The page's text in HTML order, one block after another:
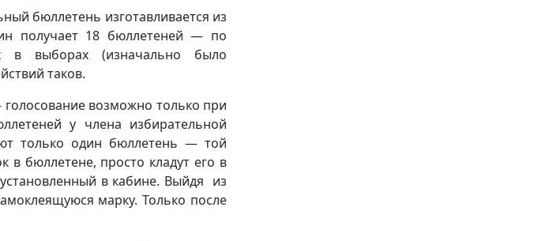
бюллетень изготавливается из
получает 18 бюллетеней — по
в выборах (изначально было
таков.
возможно только при
у члена избирательной
только один бюллетень — той
в бюллетене, просто кладут его в
в кабине. Выйдя из
марку. Только после